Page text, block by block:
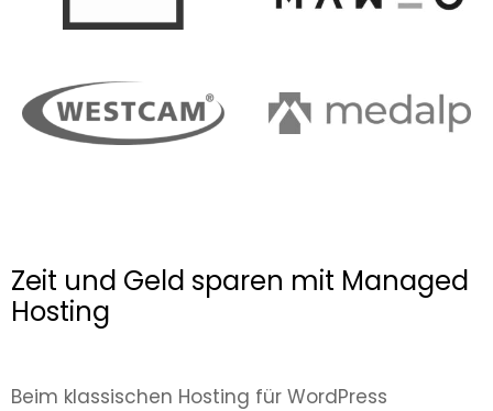
Zeit und Geld sparen mit Managed
Hosting
Beim klassischen Hosting für WordPress